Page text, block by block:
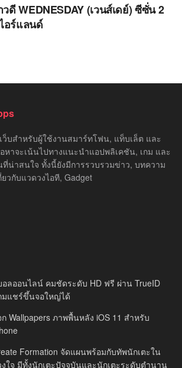
ดี WEDNESDAY (เวนส์เดย์) ซีซั่น 2
อร์แลนด์
ว็บสำหรับผู้ใช้งานสมาร์ทโฟน, แท็บเล็ต และ
หาจะเน้นไปทางแนะนำแอปพลิเคชัน, เกม และ
น่าสนใจ ทั้งนี้ยังมีการรวบรวมข่าว, บทความ
วกับแวดวงไอที, Gadget
อลออนไลน์ คมชัดระดับ HD ฟรี ผ่าน TrueID
มแชร์ขึ้นจอใหญ่ได้
Wallpapers ภาพพื้นหลัง iOS 11 สำหรับ
Formation จัดแผนพร้อมกับทัพนักเตะใน
งใจ มีทั้งนักเตะปัจจุบันและนักเตะระดับตำนาน